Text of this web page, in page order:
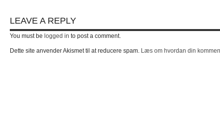
LEAVE A REPLY
You must be logged in to post a comment.
Dette site anvender Akismet til at reducere spam. Læs om hvordan din